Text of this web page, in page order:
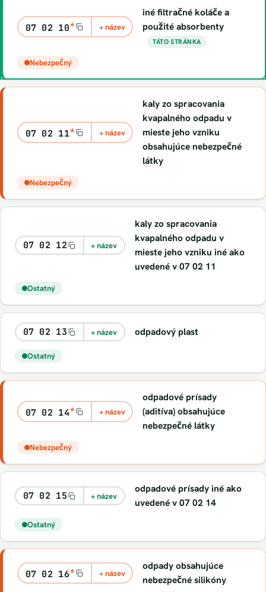
07 02 10* + název
iné filtračné koláče a
použité absorbenty
TÁTO STRÁNKA
Nebezpečný
07 02 11* + název
kaly zo spracovania
kvapalného odpadu v
mieste jeho vzniku
obsahujúce nebezpečné
látky
Nebezpečný
07 02 12 + název
kaly zo spracovania
kvapalného odpadu v
mieste jeho vzniku iné ako
uvedené v 07 02 11
Ostatný
07 02 13 + název odpadový plast
Ostatný
07 02 14* + název
odpadové prísady
(aditíva) obsahujúce
nebezpečné látky
Nebezpečný
07 02 15 + název
odpadové prísady iné ako
uvedené v 07 02 14
Ostatný
07 02 16* + název
odpady obsahujúce
nebezpečné silikóny